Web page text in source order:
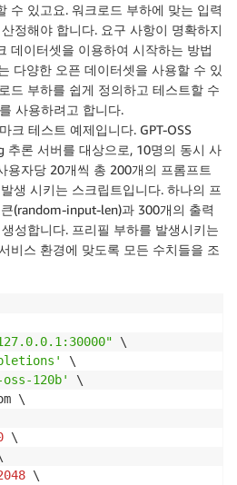
,
: vllm_config,
수 있고요. 워크로드 부하에 맞는 입력
정해야 합니다. 요구 사항이 명확하지
데이터셋을 이용하여 시작하는 방법
다양한 오픈 데이터셋을 사용할 수 있
드 부하를 쉽게 정의하고 테스트할 수
사용하려고 합니다.
크 테스트 예제입니다. GPT-OSS
추론 서버를 대상으로, 10명의 동시 사
용자당 20개씩 총 200개의 프롬프트
생 시키는 스크립트입니다. 하나의 프
(random-input-len)과 300개의 출력
성합니다. 프리필 부하를 발생시키는
비스 환경에 맞도록 모든 수치들을 조
120b'